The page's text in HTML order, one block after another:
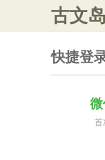
古文岛
快捷登
首